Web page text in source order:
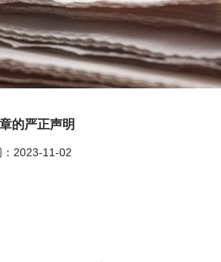
的严正声明
2023-11-02